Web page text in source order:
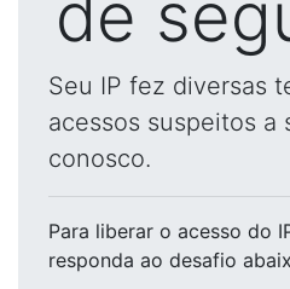
de
Seu IP fez diversas
acessos suspeitos a
conosco.
Para liberar o acesso do
responda ao desafio